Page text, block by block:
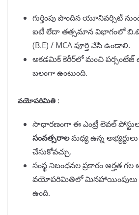
గుర్తింపు పొందిన యూనివర్సిటీ
ఐటీ లేదా తత్సమాన విభాగంలో
(B.E) / MCA పూర్తి చేసి ఉండాలి.
అకడమిక్ కెరీర్‌లో మంచి పర్సంటేజ్
బలంగా ఉంటుంది.
వయోపరిమితి :
సాధారణంగా ఈ ఎంట్రీ లెవల్
సంవత్సరాలమధ్య ఉన్న
చేసుకోవచ్చు.
సంస్థ నిబంధనల ప్రకారం అర్హత గల
వయోపరిమితిలో మినహాయింపులు
ఉంది.